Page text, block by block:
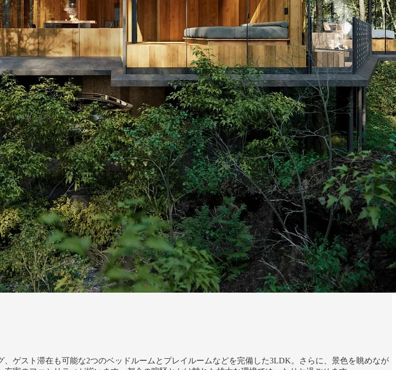
ゲスト滞在も可能な2つのベッドルームとプレイルームなどを完備した3LDK。さらに、景色を眺めなが